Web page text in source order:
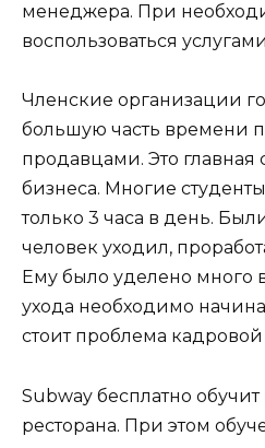
менеджера. При
воспользоваться
Членские организации
большую часть времени
продавцами. Это главная
бизнеса. Многие
только 3 часа в день.
человек уходил,
Ему было уделено много
ухода необходимо
стоит проблема кадровой
Subway бесплатно
ресторана. При этом